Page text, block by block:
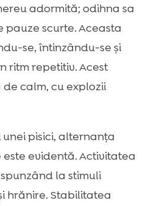
adormită; odihna sa
pauze scurte. Aceasta
se, întinzându-se și
ritm repetitiv. Acest
calm, cu explozii
pisici, alternanța
evidentă. Activitatea
la stimuli
hrănire. Stabilitatea